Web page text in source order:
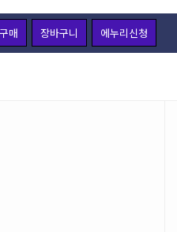
매 장바구니 에누리신청